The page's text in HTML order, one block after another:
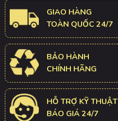
GIAO HÀNG
TOÀN QUỐC 24/7
BẢO HÀNH
CHÍNH HÃNG
HỖ TRỢ KỸ THUẬT
BÁO GIÁ 24/7